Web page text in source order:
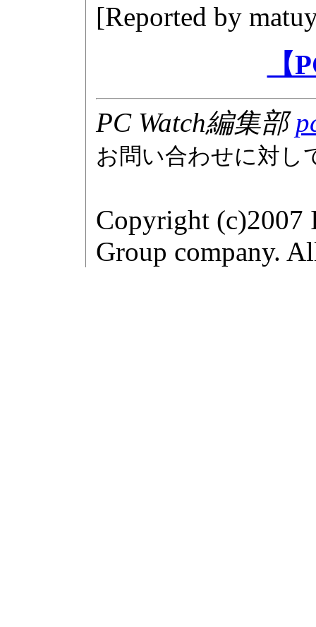
[Reported by
【
PC Watch編集部
お問い合わせに対し
Copyright (c)2007
Group company.